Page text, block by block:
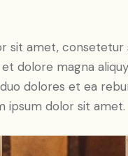
sit amet,
dolore magna
dolores et ea
ipsum dolor sit amet.